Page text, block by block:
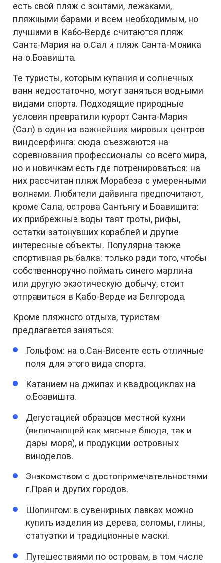
есть свой пляж с зонтами, лежаками,
пляжными барами и всем необходимым, но
лучшими в Кабо-Верде считаются пляж
Санта-Мария на о.Сал и пляж Санта-Моника
на о.Боавишта.
Те туристы, которым купания и солнечных
ванн недостаточно, могут заняться водными
видами спорта. Подходящие природные
условия превратили курорт Санта-Мария
(Сал) в один из важнейших мировых центров
виндсерфинга: сюда съезжаются на
соревнования профессионалы со всего мира,
но и новичкам есть где потренироваться: на
них рассчитан пляж Морабеза с умеренными
волнами. Любители дайвинга предпочитают,
кроме Сала, острова Сантьягу и Боавишита:
их прибрежные воды таят гроты, рифы,
остатки затонувших кораблей и другие
интересные объекты. Популярна также
спортивная рыбалка: только ради того, чтобы
собственноручно поймать синего марлина
или другую экзотическую добычу, стоит
отправиться в Кабо-Верде из Белгорода.
Кроме пляжного отдыха, туристам
предлагается заняться:
Гольфом: на о.Сан-Висенте есть отличные
поля для этого вида спорта.
Катанием на джипах и квадроциклах на
о.Боавишта.
Дегустацией образцов местной кухни
(включающей как мясные блюда, так и
дары моря), и продукции островных
виноделов.
Знакомством с достопримечательностями
г.Прая и других городов.
Шопингом: в сувенирных лавках можно
купить изделия из дерева, соломы, глины,
статуэтки и традиционные маски.
Путешествиями по островам, в том числе